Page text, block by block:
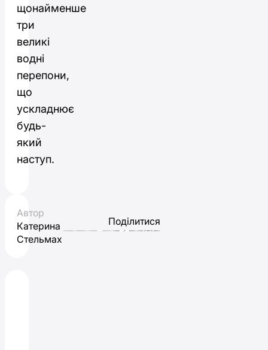
щонайменше
три
великі
водні
перепони,
що
ускладнює
будь-
який
наступ.
Автор
Катерина
Стельмах
Поділитися